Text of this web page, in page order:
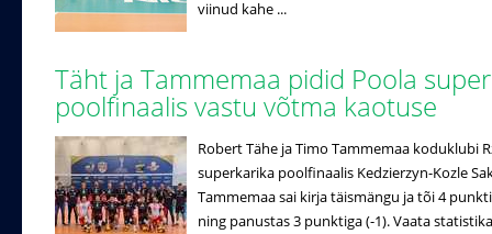
viinud kahe ...
Täht ja Tammemaa pidid Poola
poolfinaalis vastu võtma kaotuse
Robert Tähe ja Timo Tammemaa koduklubi
superkarika poolfinaalis Kedzierzyn-Kozle
Tammemaa sai kirja täismängu ja tõi 4
ning panustas 3 punktiga (-1). Vaata